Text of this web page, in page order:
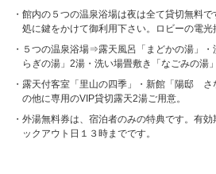
館内の５つの温泉浴場は夜は全て貸切無料
処に鍵をかけて御利用下さい。ロビーの電光
５つの温泉浴場⇒露天風呂「まどかの湯」
らぎの湯」2湯・洗い場畳敷き「なごみの湯
露天付客室「里山の四季」・新館「陽邸 さ
の他に専用のVIP貸切露天2湯ご用意。
外湯無料券は、宿泊者のみの特典です。有
ックアウト日１３時までです。